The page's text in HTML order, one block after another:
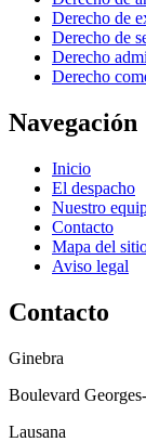
Derecho de
Derecho de
Derecho
Derecho
Navegación
Inicio
El despacho
Nuestro
Contacto
Mapa del
Aviso legal
Contacto
Ginebra
Boulevard
Lausana